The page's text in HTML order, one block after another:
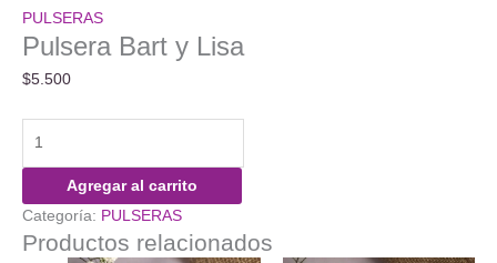
PULSERAS
Pulsera Bart y Lisa
$5.500
Bart
Lisa
cantidad
Agregar al carrito
Categoría: PULSERAS
Productos relacionados